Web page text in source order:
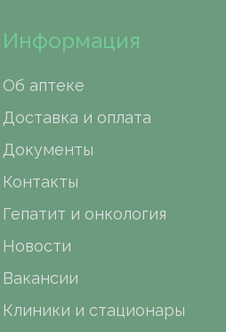
Информация
Об аптеке
Доставка и оплата
Документы
Контакты
Гепатит и онкология
Новости
Вакансии
Клиники и стационары